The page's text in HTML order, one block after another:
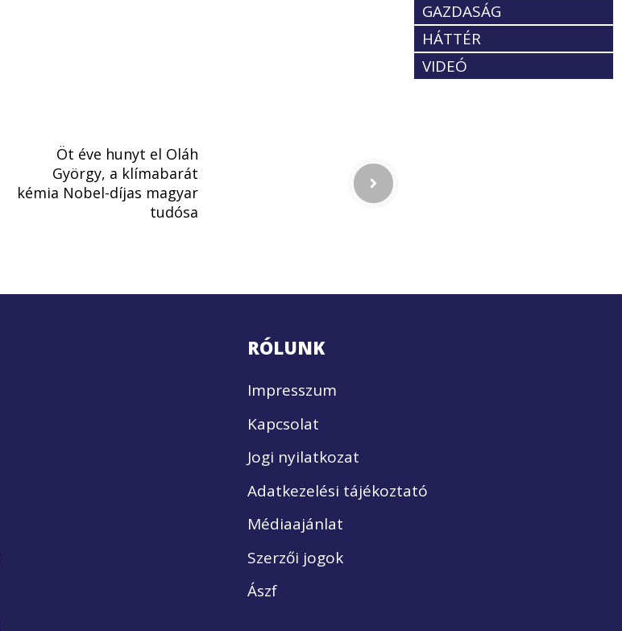
GAZDASÁG
HÁTTÉR
VIDEÓ
Öt éve hunyt el Oláh
György, a klímabarát
kémia Nobel-díjas magyar
tudósa
RÓLUNK
Impresszum
Kapcsolat
Jogi nyilatkozat
Adatkezelési tájékoztató
Médiaajánlat
Szerzői jogok
Ászf